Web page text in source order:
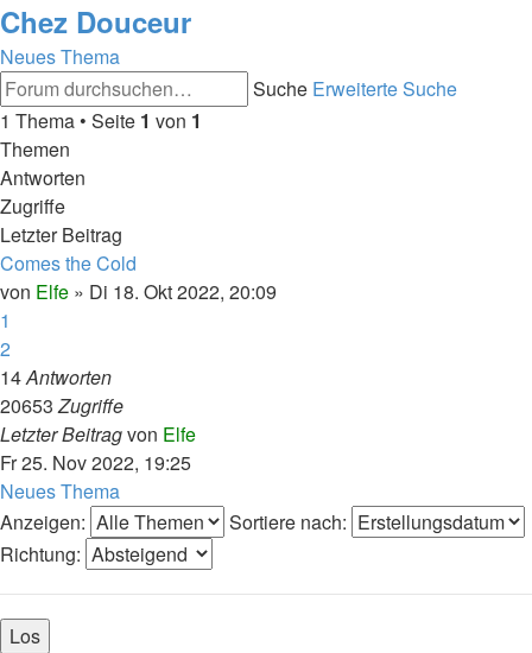
Chez Douceur
Neues Thema
Suche Erweiterte Suche
1 Thema • Seite 1 von 1
Themen
Antworten
Zugriffe
Letzter Beitrag
Comes the Cold
von Elfe » Di 18. Okt 2022, 20:09
1
2
14Antworten
20653Zugriffe
Letzter Beitragvon Elfe
Fr 25. Nov 2022, 19:25
Neues Thema
Anzeigen:
Sortiere nach:
Richtung: